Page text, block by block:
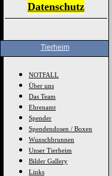
Datenschutz
Tierheim
NOTFALL
Über uns
Das Team
Ehrenamt
Spender
Spendendosen / Boxen
Wunschbrunnen
Unser Tierheim
Bilder Gallery
Links